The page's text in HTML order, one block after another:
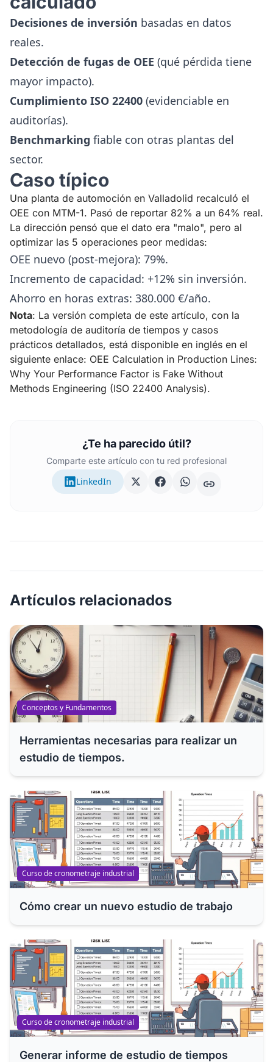
Decisiones de inversión basadas en datos
reales.
Detección de fugas de OEE (qué pérdida tiene
mayor impacto).
Cumplimiento ISO 22400 (evidenciable en
auditorías).
Benchmarking fiable con otras plantas del
sector.
Caso típico
Una planta de automoción en Valladolid recalculó el
OEE con MTM-1. Pasó de reportar 82% a un 64% real.
La dirección pensó que el dato era "malo", pero al
optimizar las 5 operaciones peor medidas:
OEE nuevo (post-mejora): 79%.
Incremento de capacidad: +12% sin inversión.
Ahorro en horas extras: 380.000 €/año.
Nota: La versión completa de este artículo, con la
metodología de auditoría de tiempos y casos
prácticos detallados, está disponible en inglés en el
siguiente enlace: OEE Calculation in Production Lines:
Why Your Performance Factor is Fake Without
Methods Engineering (ISO 22400 Analysis).
¿Te ha parecido útil?
Comparte este artículo con tu red profesional
LinkedIn
Artículos relacionados
Conceptos y Fundamentos
Herramientas necesarias para realizar un
estudio de tiempos.
Curso de cronometraje industrial
Cómo crear un nuevo estudio de trabajo
Curso de cronometraje industrial
Generar informe de estudio de tiempos